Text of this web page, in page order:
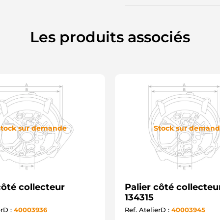
Les produits associés
sur demande
collecteur
: 40003936
Stock sur
Palier côté
134315
Ref. AtelierD : 40003945